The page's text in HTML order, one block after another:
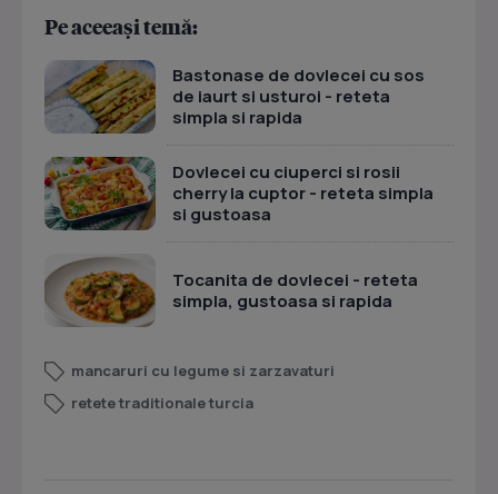
Pe aceeași temă:
Bastonase de dovlecei cu sos
de iaurt si usturoi - reteta
simpla si rapida
Dovlecei cu ciuperci si rosii
cherry la cuptor - reteta simpla
si gustoasa
Tocanita de dovlecei - reteta
simpla, gustoasa si rapida
mancaruri cu legume si zarzavaturi
retete traditionale turcia